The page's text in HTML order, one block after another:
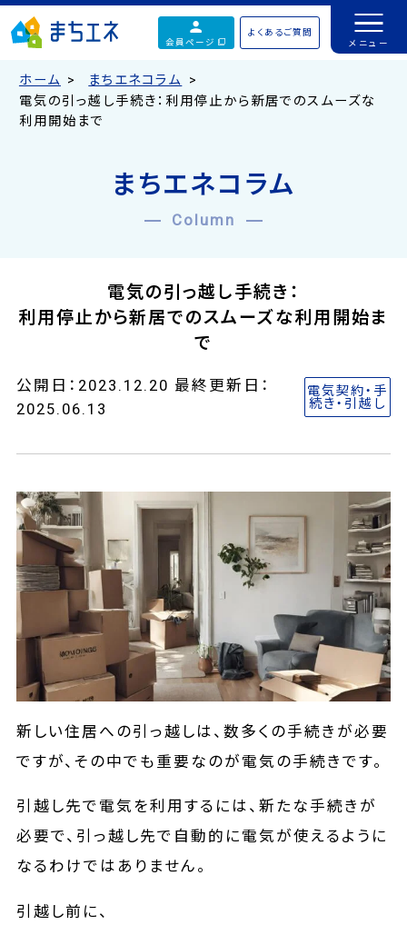
会員ページ
よくあるご質問
ホーム
まちエネコラム
電気の引っ越し手続き：利用停止から新居でのスムーズな
利用開始まで
まちエネコラム
Column
電気の引っ越し手続き：
利用停止から新居でのスムーズな利用開始ま
で
公開日：2023.12.20 最終更新日：
2025.06.13
電気契約・手
続き・引越し
新しい住居への引っ越しは、数多くの手続きが必要
ですが、その中でも重要なのが電気の手続きです。
引越し先で電気を利用するには、新たな手続きが
必要で、引っ越し先で自動的に電気が使えるように
なるわけではありません。
引越し前に、